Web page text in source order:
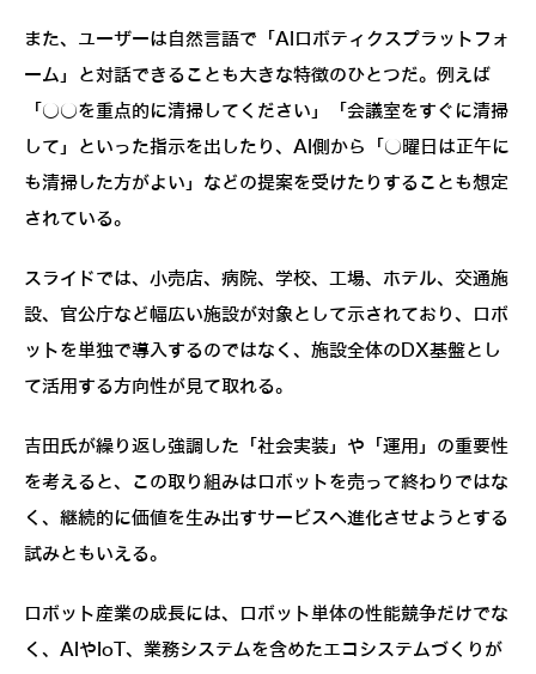
また、ユーザーは自然言語で「AIロボティクスプラットフォ
ーム」と対話できることも大きな特徴のひとつだ。例えば
「○○を重点的に清掃してください」「会議室をすぐに清掃
して」といった指示を出したり、AI側から「○曜日は正午に
も清掃した方がよい」などの提案を受けたりすることも想定
されている。
スライドでは、小売店、病院、学校、工場、ホテル、交通施
設、官公庁など幅広い施設が対象として示されており、ロボ
ットを単独で導入するのではなく、施設全体のDX基盤とし
て活用する方向性が見て取れる。
吉田氏が繰り返し強調した「社会実装」や「運用」の重要性
を考えると、この取り組みはロボットを売って終わりではな
く、継続的に価値を生み出すサービスへ進化させようとする
試みともいえる。
ロボット産業の成長には、ロボット単体の性能競争だけでな
く、AIやIoT、業務システムを含めたエコシステムづくりが